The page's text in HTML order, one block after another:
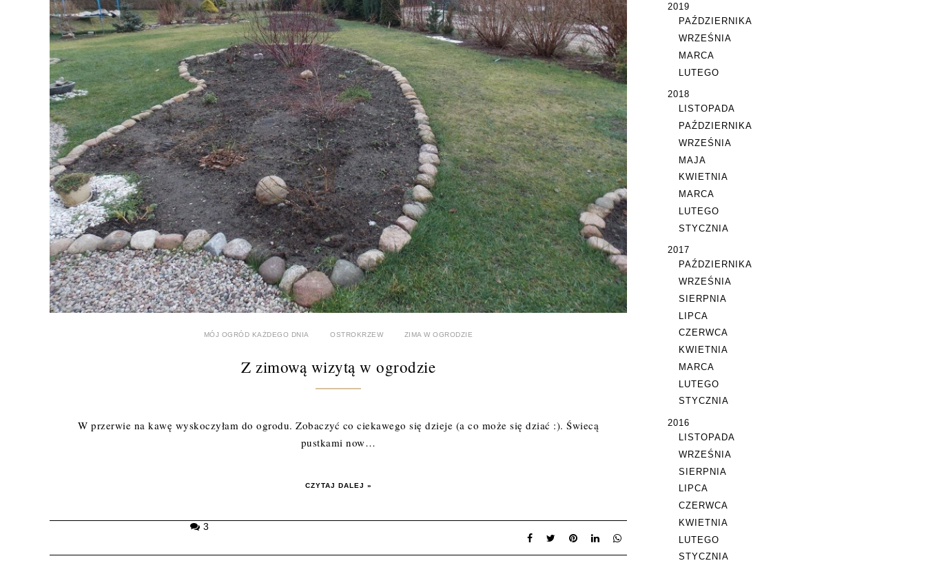
MÓJ OGRÓD KAŻDEGO DNIA OSTROKRZEW ZIMA W OGRODZIE
Z zimową wizytą w ogrodzie
W przerwie na kawę wyskoczyłam do ogrodu. Zobaczyć co ciekawego się dzieje (a co może się dziać :). Świecą
pustkami now…
CZYTAJ DALEJ »
3
2019
PAŹDZIERNIKA
WRZEŚNIA
MARCA
LUTEGO
2018
LISTOPADA
PAŹDZIERNIKA
WRZEŚNIA
MAJA
KWIETNIA
MARCA
LUTEGO
STYCZNIA
2017
PAŹDZIERNIKA
WRZEŚNIA
SIERPNIA
LIPCA
CZERWCA
KWIETNIA
MARCA
LUTEGO
STYCZNIA
2016
LISTOPADA
WRZEŚNIA
SIERPNIA
LIPCA
CZERWCA
KWIETNIA
LUTEGO
STYCZNIA